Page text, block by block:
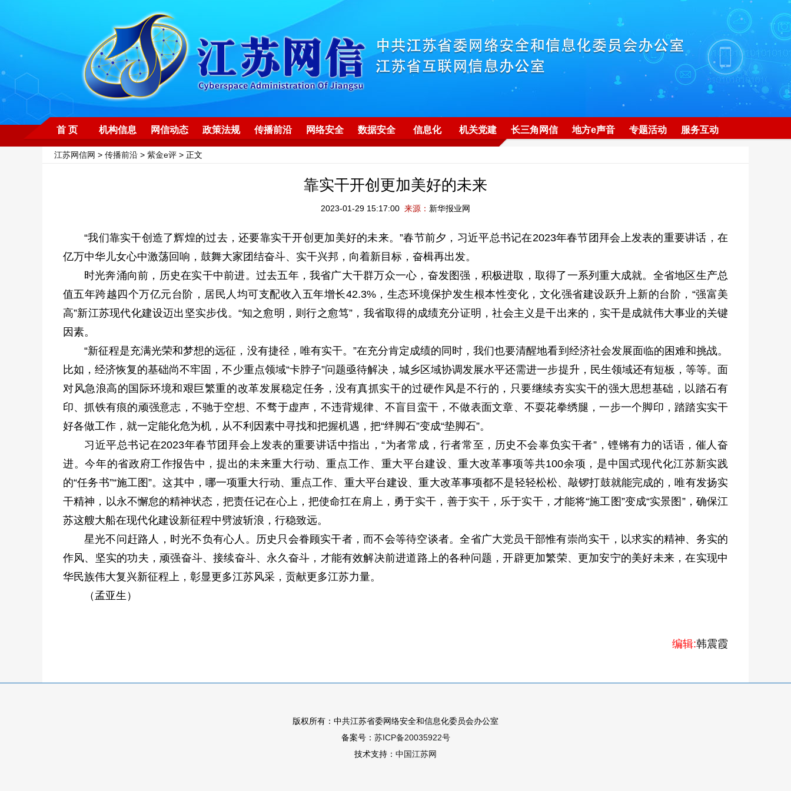
首 页 机构信息 网信动态 政策法规 传播前沿 网络安全 数据安全 信息化 机关党建 长三角网信 地方e声音 专题活动 服务互动
江苏网信网 > 传播前沿 > 紫金e评 > 正文
靠实干开创更加美好的未来
2023-01-29 15:17:00 来源： 新华报业网
“我们靠实干创造了辉煌的过去，还要靠实干开创更加美好的未来。”春节前夕，习近平总书记在2023年春节团拜会上发表的重要讲话，在
亿万中华儿女心中激荡回响，鼓舞大家团结奋斗、实干兴邦，向着新目标，奋楫再出发。
时光奔涌向前，历史在实干中前进。过去五年，我省广大干群万众一心，奋发图强，积极进取，取得了一系列重大成就。全省地区生产总
值五年跨越四个万亿元台阶，居民人均可支配收入五年增长42.3%，生态环境保护发生根本性变化，文化强省建设跃升上新的台阶，“强富美
高”新江苏现代化建设迈出坚实步伐。“知之愈明，则行之愈笃”，我省取得的成绩充分证明，社会主义是干出来的，实干是成就伟大事业的关键
因素。
“新征程是充满光荣和梦想的远征，没有捷径，唯有实干。”在充分肯定成绩的同时，我们也要清醒地看到经济社会发展面临的困难和挑战。
比如，经济恢复的基础尚不牢固，不少重点领域“卡脖子”问题亟待解决，城乡区域协调发展水平还需进一步提升，民生领域还有短板，等等。面
对风急浪高的国际环境和艰巨繁重的改革发展稳定任务，没有真抓实干的过硬作风是不行的，只要继续夯实实干的强大思想基础，以踏石有
印、抓铁有痕的顽强意志，不驰于空想、不骛于虚声，不违背规律、不盲目蛮干，不做表面文章、不耍花拳绣腿，一步一个脚印，踏踏实实干
好各做工作，就一定能化危为机，从不利因素中寻找和把握机遇，把“绊脚石”变成“垫脚石”。
习近平总书记在2023年春节团拜会上发表的重要讲话中指出，“为者常成，行者常至，历史不会辜负实干者”，铿锵有力的话语，催人奋
进。今年的省政府工作报告中，提出的未来重大行动、重点工作、重大平台建设、重大改革事项等共100余项，是中国式现代化江苏新实践
的“任务书”“施工图”。这其中，哪一项重大行动、重点工作、重大平台建设、重大改革事项都不是轻轻松松、敲锣打鼓就能完成的，唯有发扬实
干精神，以永不懈怠的精神状态，把责任记在心上，把使命扛在肩上，勇于实干，善于实干，乐于实干，才能将“施工图”变成“实景图”，确保江
苏这艘大船在现代化建设新征程中劈波斩浪，行稳致远。
星光不问赶路人，时光不负有心人。历史只会眷顾实干者，而不会等待空谈者。全省广大党员干部惟有崇尚实干，以求实的精神、务实的
作风、坚实的功夫，顽强奋斗、接续奋斗、永久奋斗，才能有效解决前进道路上的各种问题，开辟更加繁荣、更加安宁的美好未来，在实现中
华民族伟大复兴新征程上，彰显更多江苏风采，贡献更多江苏力量。
（孟亚生）
编辑:韩震霞
版权所有：中共江苏省委网络安全和信息化委员会办公室
备案号： 苏ICP备20035922号
技术支持： 中国江苏网